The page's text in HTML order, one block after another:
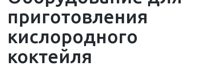
приготовления
кислородного
коктейля